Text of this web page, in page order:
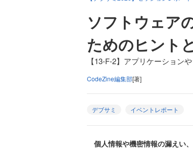
ソフトウェア
ためのヒント
【13-F-2】アプリケーション
CodeZine編集部[著]
デブサミ イベントレポート
個人情報や機密情報の漏えい